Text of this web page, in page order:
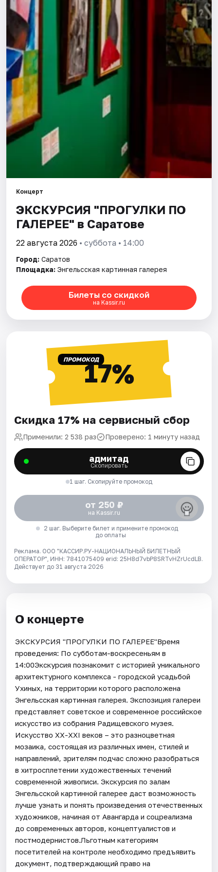
Города
Площадки
Артисты
Рейтинги
Концерт
ЭКСКУРСИЯ "ПРОГУЛКИ ПО
ГАЛЕРЕЕ" в Саратове
22 августа 2026 • суббота • 14:00
Город: Саратов
Площадка: Энгельсская картинная галерея
Билеты со скидкой
на Kassir.ru
ПРОМОКОД17%
Скидка 17% на сервисный сбор
Применили: 2 538 раз Проверено: 1 минуту назад
адмитад
Скопировать
1 шаг. Скопируйте промокод
от 250 ₽
на Kassir.ru
2 шаг. Выберите билет и примените промокод
до оплаты
Реклама. ООО "КАССИР.РУ-НАЦИОНАЛЬНЫЙ БИЛЕТНЫЙ
ОПЕРАТОР", ИНН: 7841075409 erid: 25H8d7vbP8SRTvHZrUcdLB.
Действует до 31 августа 2026
О концерте
ЭКСКУРСИЯ "ПРОГУЛКИ ПО ГАЛЕРЕЕ"Время
проведения: По субботам-воскресеньям в
14:00Экскурсия познакомит с историей уникального
архитектурного комплекса - городской усадьбой
Ухиных, на территории которого расположена
Энгельсская картинная галерея. Экспозиция галереи
представляет советское и современное российское
искусство из собрания Радищевского музея.
Искусство ХХ-XXI веков – это разноцветная
мозаика, состоящая из различных имен, стилей и
направлений, зрителям подчас сложно разобраться
в хитросплетении художественных течений
современной живописи. Экскурсия по залам
Энгельсской картинной галерее даст возможность
лучше узнать и понять произведения отечественных
художников, начиная от Авангарда и соцреализма
до современных авторов, концептуалистов и
постмодернистов.Льготным категориям
посетителей на контроле необходимо предъявить
документ, подтверждающий право на